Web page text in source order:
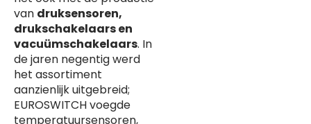
van druksensoren,
drukschakelaars en
vacuümschakelaars. In
de jaren negentig werd
het assortiment
aanzienlijk uitgebreid;
EUROSWITCH voegde
temperatuursensoren,